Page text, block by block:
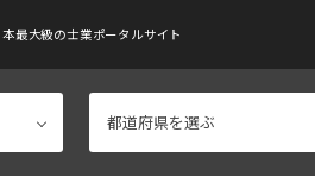
本最大級の士業ポータルサイト